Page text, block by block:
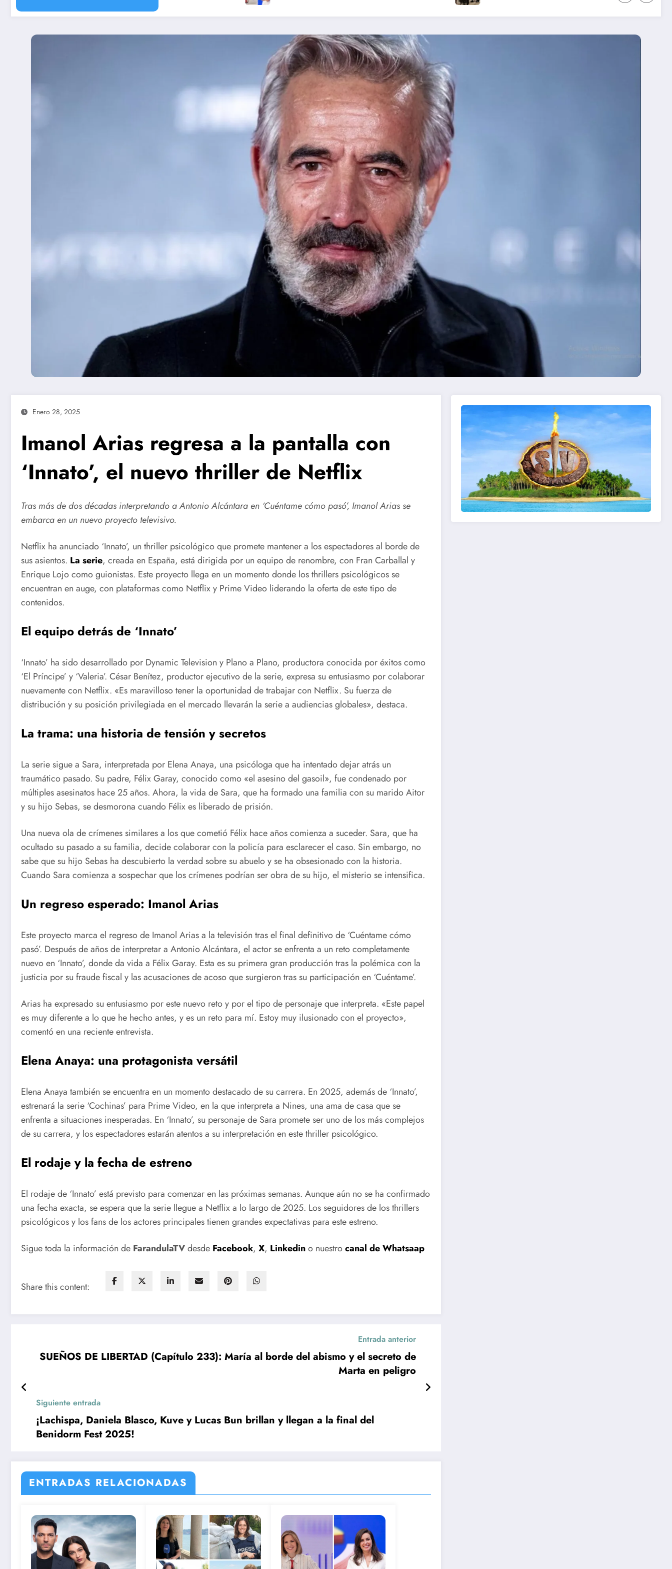
Enero 28, 2025
Imanol Arias regresa a la pantalla con
‘Innato’, el nuevo thriller de Netflix
Tras más de dos décadas interpretando a Antonio Alcántara en ‘Cuéntame cómo pasó’, Imanol Arias se
embarca en un nuevo proyecto televisivo.
Netflix ha anunciado ‘Innato’, un thriller psicológico que promete mantener a los espectadores al borde de
sus asientos. La serie, creada en España, está dirigida por un equipo de renombre, con Fran Carballal y
Enrique Lojo como guionistas. Este proyecto llega en un momento donde los thrillers psicológicos se
encuentran en auge, con plataformas como Netflix y Prime Video liderando la oferta de este tipo de
contenidos.
El equipo detrás de ‘Innato’
‘Innato’ ha sido desarrollado por Dynamic Television y Plano a Plano, productora conocida por éxitos como
‘El Príncipe’ y ‘Valeria’. César Benítez, productor ejecutivo de la serie, expresa su entusiasmo por colaborar
nuevamente con Netflix. «Es maravilloso tener la oportunidad de trabajar con Netflix. Su fuerza de
distribución y su posición privilegiada en el mercado llevarán la serie a audiencias globales», destaca.
La trama: una historia de tensión y secretos
La serie sigue a Sara, interpretada por Elena Anaya, una psicóloga que ha intentado dejar atrás un
traumático pasado. Su padre, Félix Garay, conocido como «el asesino del gasoil», fue condenado por
múltiples asesinatos hace 25 años. Ahora, la vida de Sara, que ha formado una familia con su marido Aitor
y su hijo Sebas, se desmorona cuando Félix es liberado de prisión.
Una nueva ola de crímenes similares a los que cometió Félix hace años comienza a suceder. Sara, que ha
ocultado su pasado a su familia, decide colaborar con la policía para esclarecer el caso. Sin embargo, no
sabe que su hijo Sebas ha descubierto la verdad sobre su abuelo y se ha obsesionado con la historia.
Cuando Sara comienza a sospechar que los crímenes podrían ser obra de su hijo, el misterio se intensifica.
Un regreso esperado: Imanol Arias
Este proyecto marca el regreso de Imanol Arias a la televisión tras el final definitivo de ‘Cuéntame cómo
pasó’. Después de años de interpretar a Antonio Alcántara, el actor se enfrenta a un reto completamente
nuevo en ‘Innato’, donde da vida a Félix Garay. Esta es su primera gran producción tras la polémica con la
justicia por su fraude fiscal y las acusaciones de acoso que surgieron tras su participación en ‘Cuéntame’.
Arias ha expresado su entusiasmo por este nuevo reto y por el tipo de personaje que interpreta. «Este papel
es muy diferente a lo que he hecho antes, y es un reto para mí. Estoy muy ilusionado con el proyecto»,
comentó en una reciente entrevista.
Elena Anaya: una protagonista versátil
Elena Anaya también se encuentra en un momento destacado de su carrera. En 2025, además de ‘Innato’,
estrenará la serie ‘Cochinas’ para Prime Video, en la que interpreta a Nines, una ama de casa que se
enfrenta a situaciones inesperadas. En ‘Innato’, su personaje de Sara promete ser uno de los más complejos
de su carrera, y los espectadores estarán atentos a su interpretación en este thriller psicológico.
El rodaje y la fecha de estreno
El rodaje de ‘Innato’ está previsto para comenzar en las próximas semanas. Aunque aún no se ha confirmado
una fecha exacta, se espera que la serie llegue a Netflix a lo largo de 2025. Los seguidores de los thrillers
psicológicos y los fans de los actores principales tienen grandes expectativas para este estreno.
Sigue toda la información de FarandulaTVdesde Facebook, X, Linkedino nuestrocanal de Whatsaap
Share this content:
Entrada anterior
SUEÑOS DE LIBERTAD (Capítulo 233): María al borde del abismo y el secreto de
Marta en peligro
Siguiente entrada
¡Lachispa, Daniela Blasco, Kuve y Lucas Bun brillan y llegan a la final del
Benidorm Fest 2025!
ENTRADAS RELACIONADAS